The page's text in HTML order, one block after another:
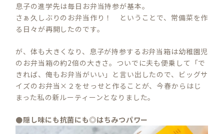
息子の進学先は毎日お弁当持参が基本。
さぁ久しぶりのお弁当作り！ ということで、常備菜を作
る日々が再開したのです。
が、体も大きくなり、息子が持参するお弁当箱は幼稚園児
のお弁当箱の約2倍の大きさ。ついでに夫も便乗して「で
きれば、俺もお弁当がいい」と言い出したので、ビッグサ
イズのお弁当×２をせっせと作ることが、今春からはじ
まった私の新ルーティーンとなりました。
●隠し味にも抗菌にも◎はちみつパワー